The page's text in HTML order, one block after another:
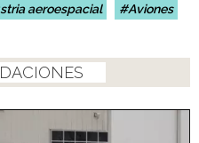
aeroespacial Aviones